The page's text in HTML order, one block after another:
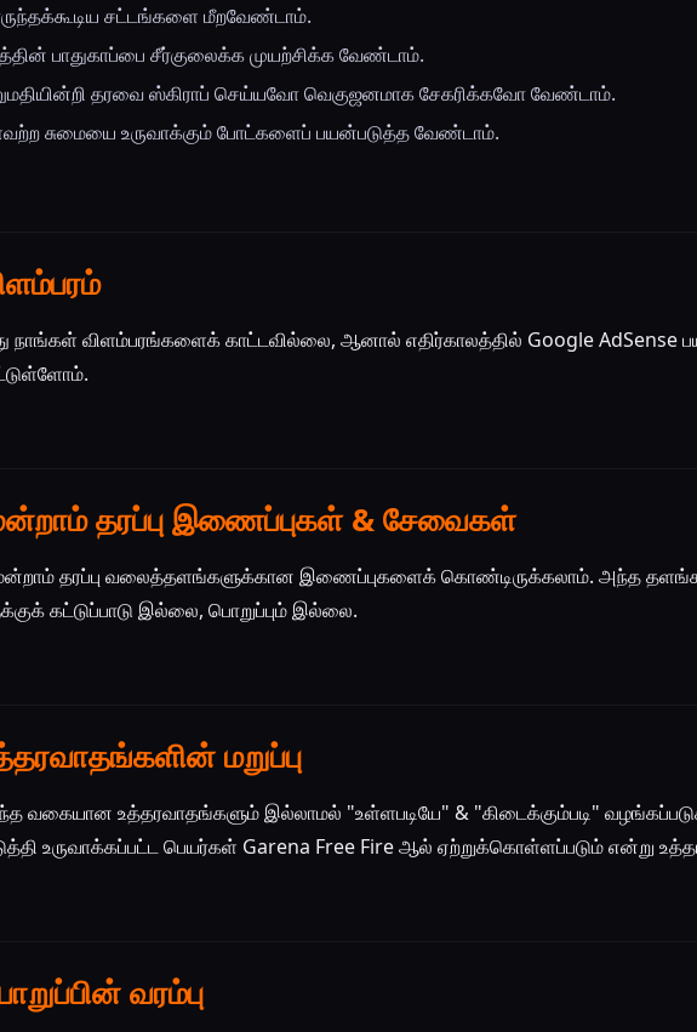
சட்டங்களை மீறவேண்டாம்.
பாதுகாப்பை சீர்குலைக்க முயற்சிக்க வேண்டாம்.
தரவை ஸ்கிராப் செய்யவோ வெகுஜனமாக சேகரிக்கவோ வேண்டாம்.
சுமையை உருவாக்கும் போட்களைப் பயன்படுத்த வேண்டாம்.
நாங்கள் விளம்பரங்களைக் காட்டவில்லை, ஆனால் எதிர்காலத்தில் Google AdSense
தரப்பு இணைப்புகள் & சேவைகள்
தரப்பு வலைத்தளங்களுக்கான இணைப்புகளைக் கொண்டிருக்கலாம். அந்த
கட்டுப்பாடு இல்லை, பொறுப்பும் இல்லை.
மறுப்பு
வகையான உத்தரவாதங்களும் இல்லாமல் "உள்ளபடியே" & "கிடைக்கும்படி"
உருவாக்கப்பட்ட பெயர்கள் Garena Free Fire ஆல் ஏற்றுக்கொள்ளப்படும் என்று
வரம்பு